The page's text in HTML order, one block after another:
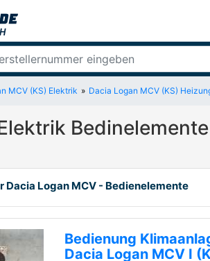
MCV (KS) Elektrik Dacia Logan MCV (KS)
Dacia Logan MCV - Bedienelemente
Bedienung
Dacia Logan MCV I